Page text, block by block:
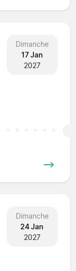
Dimanche
17 Jan
2027
Dimanche
24 Jan
2027